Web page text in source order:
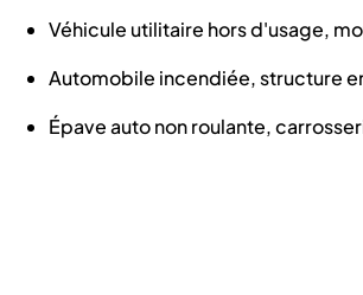
Véhicule utilitaire hors d'usage,
Automobile incendiée, structure
Épave auto non roulante,